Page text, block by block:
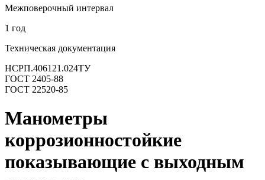
Межповерочный интервал
1 год
Техническая документация
НСРП.406121.024ТУ
ГОСТ 2405-88
ГОСТ 22520-85
Манометры
коррозионностойкие
показывающие с выходным